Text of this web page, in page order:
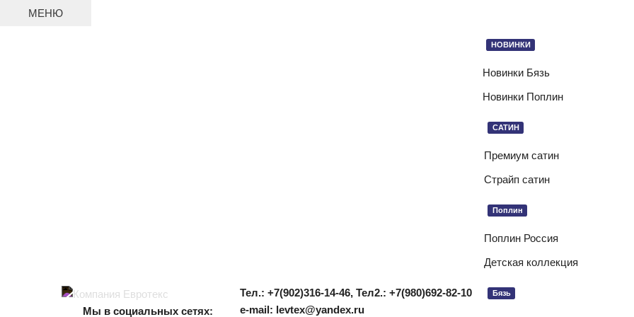
МЕНЮ
Тел.: +7(902)316-14-46, Тел2.: +7(980)692-82-10
e-mail: levtex@yandex.ru
Мы в социальных сетях:
НОВИНКИ
Новинки Бязь
Новинки Поплин
САТИН
Премиум сатин
Страйп сатин
Поплин
Поплин Россия
Детская коллекция
Бязь